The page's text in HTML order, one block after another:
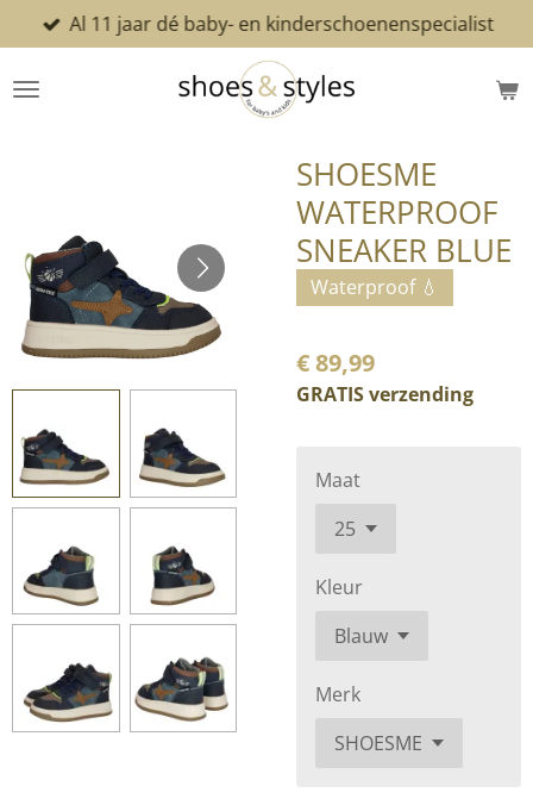
direct
naar
Al 11 jaar dé baby- en kinderschoenenspecialist
SHOESME
WATERPROOF
SNEAKER BLUE
Waterproof 💧
€ 89,99
GRATIS verzending
Maat
Kleur
Merk